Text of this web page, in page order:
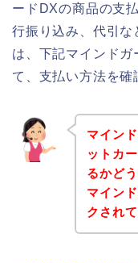
ードDXの商品の支
行振り込み、代引な
は、下記マインド
て、支払い方法を
マイン
ットカ
るかど
マイン
クされ